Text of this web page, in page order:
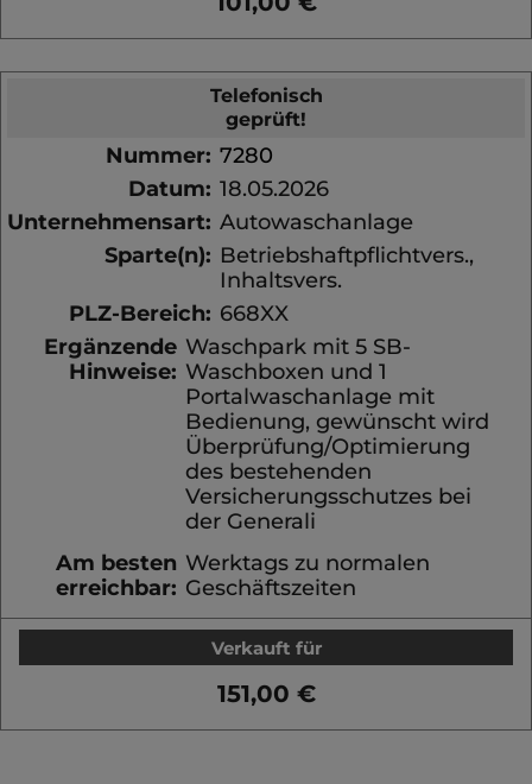
Telefonisch
geprüft!
Nummer: 7280
Datum: 18.05.2026
Unternehmensart: Autowaschanlage
Sparte(n): Betriebshaftpflichtvers.,
Inhaltsvers.
PLZ-Bereich: 668XX
Ergänzende
Hinweise:
Waschpark mit 5 SB-
Waschboxen und 1
Portalwaschanlage mit
Bedienung, gewünscht wird
Überprüfung/Optimierung
des bestehenden
Versicherungsschutzes bei
der Generali
Am besten
erreichbar:
Werktags zu normalen
Geschäftszeiten
Verkauft für
151,00 €